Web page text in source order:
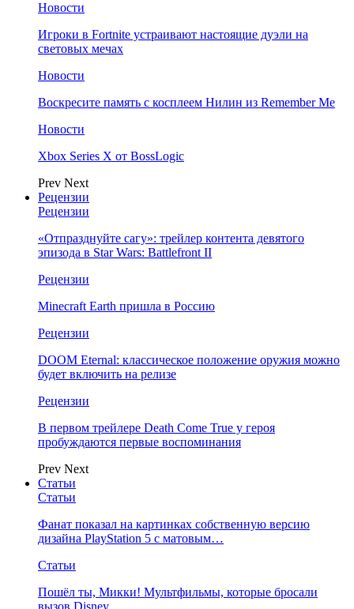
Новости
Игроки в Fortnite устраивают настоящие дуэли на
световых мечах
Новости
Воскресите память с косплеем Нилин из Remember Me
Новости
Xbox Series X от BossLogic
Prev Next
Рецензии
Рецензии
«Отпразднуйте сагу»: трейлер контента девятого
эпизода в Star Wars: Battlefront II
Рецензии
Minecraft Earth пришла в Россию
Рецензии
DOOM Eternal: классическое положение оружия можно
будет включить на релизе
Рецензии
В первом трейлере Death Come True у героя
пробуждаются первые воспоминания
Prev Next
Статьи
Статьи
Фанат показал на картинках собственную версию
дизайна PlayStation 5 с матовым…
Статьи
Пошёл ты, Микки! Мультфильмы, которые бросали
вызов Disney